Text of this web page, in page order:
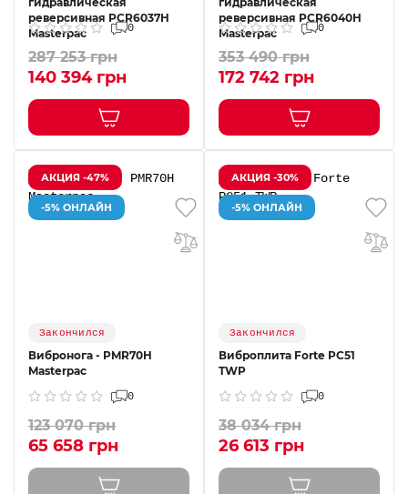
реверсивная PCR6037H
Masterpac
0
287 253 грн
140 394 грн
реверсивная PCR6040H
Masterpac
0
353 490 грн
172 742 грн
АКЦИЯ -47%
-5% ОНЛАЙН
Закончился
Вибронога - PMR70H
Masterpac
0
123 070 грн
65 658 грн
АКЦИЯ -30%
-5% ОНЛАЙН
Закончился
Виброплита Forte PC51
TWP
0
38 034 грн
26 613 грн